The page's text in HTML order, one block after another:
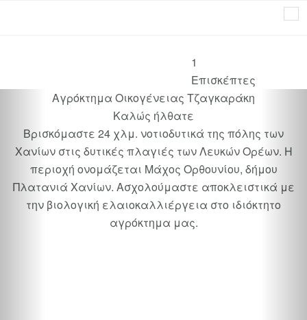
1
Επισκέπτες
Αγρόκτημα Οικογένειας Τζαγκαράκη
Καλώς ήλθατε
Βρισκόμαστε 24 χλμ. νοτιοδυτικά της πόλης των
Χανίων στις δυτικές πλαγιές των Λευκών Ορέων. Η
περιοχή ονομάζεται Μάχος Ορθουνίου, δήμου
Πλατανιά Χανίων. Ασχολούμαστε αποκλειστικά με
την βιολογική ελαιοκαλλιέργεια στο ιδιόκτητο
αγρόκτημα μας.